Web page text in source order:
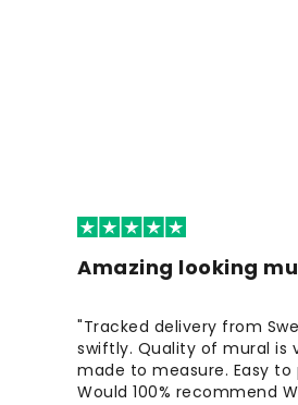
Amazing looking
"Tracked delivery from
swiftly. Quality of mural is
made to measure. Easy to
Would 100% recommend